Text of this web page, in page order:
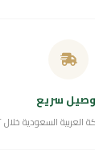
سريع
السعودية خلال ٢-٥ أيام عمل.